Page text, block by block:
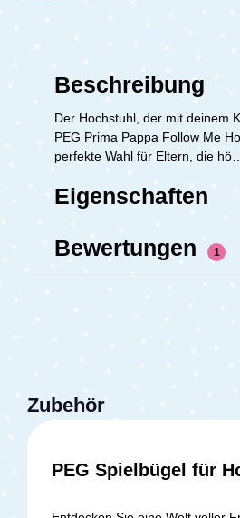
Beschreibung
Der Hochstuhl, der mit deinem
PEG Prima Pappa Follow Me
perfekte Wahl für Eltern, die hö…
Eigenschaften
Bewertungen 1
Zubehör
PEG Spielbügel für